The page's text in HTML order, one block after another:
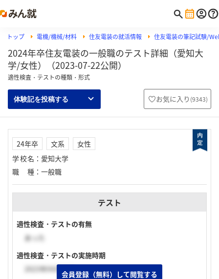
トップ 電機/機械/材料 住友電装の就活情報 住友電装の筆記試験/
2024年卒住友電装の一般職のテスト詳細（愛知大
学/女性）（2023-07-22公開）
適性検査・テストの種類・形式
体験記を投稿する お気に入り (9343)
24年卒 文系
女性
学校名 ： 愛知大学
職種 ： 一般職
テスト
適性検査・テストの有無
あった
適性検査・テストの実施時期
2023年04月中旬
会員登録（無料）して閲覧する